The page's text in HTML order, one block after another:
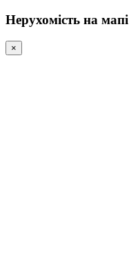
Нерухомість на мапі
×